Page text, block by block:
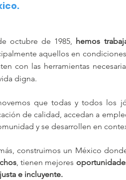
octubre de 1985, hemos
aquellos en
con las herramientas
digna.
que todas y todos los
de calidad, accedan a
y se desarrollen en
construimos un México
, tienen mejores
justa e incluyente.